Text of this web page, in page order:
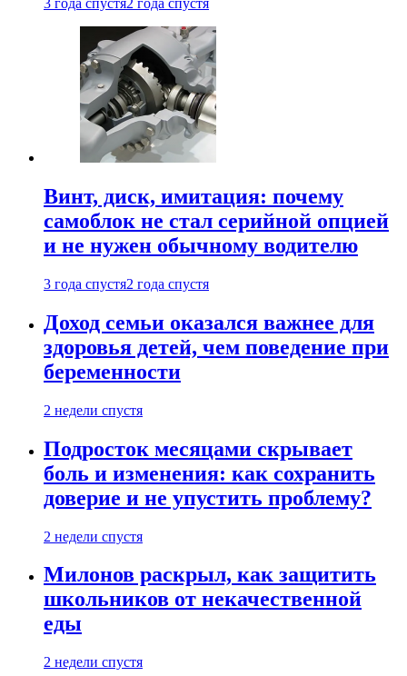
3 года спустя2 года спустя
Винт, диск, имитация: почему
самоблок не стал серийной опцией
и не нужен обычному водителю
3 года спустя2 года спустя
Доход семьи оказался важнее для
здоровья детей, чем поведение при
беременности
2 недели спустя
Подросток месяцами скрывает
боль и изменения: как сохранить
доверие и не упустить проблему?
2 недели спустя
Милонов раскрыл, как защитить
школьников от некачественной
еды
2 недели спустя